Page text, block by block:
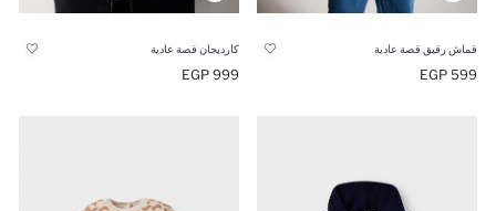
قماش رقيق قصة عادية
599 EGP
كارديجان قصة عادية
999 EGP